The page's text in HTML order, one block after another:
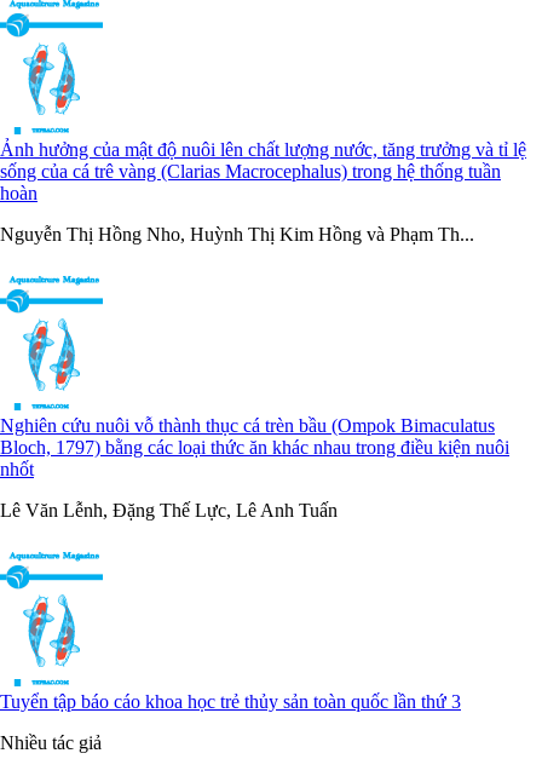
Ảnh hưởng của mật độ nuôi lên chất lượng nước, tăng trưởng và tỉ lệ
sống của cá trê vàng (Clarias Macrocephalus) trong hệ thống tuần
hoàn
Nguyễn Thị Hồng Nho, Huỳnh Thị Kim Hồng và Phạm Th...
Nghiên cứu nuôi vỗ thành thục cá trèn bầu (Ompok Bimaculatus
Bloch, 1797) bằng các loại thức ăn khác nhau trong điều kiện nuôi
nhốt
Lê Văn Lễnh, Đặng Thế Lực, Lê Anh Tuấn
Tuyển tập báo cáo khoa học trẻ thủy sản toàn quốc lần thứ 3
Nhiều tác giả